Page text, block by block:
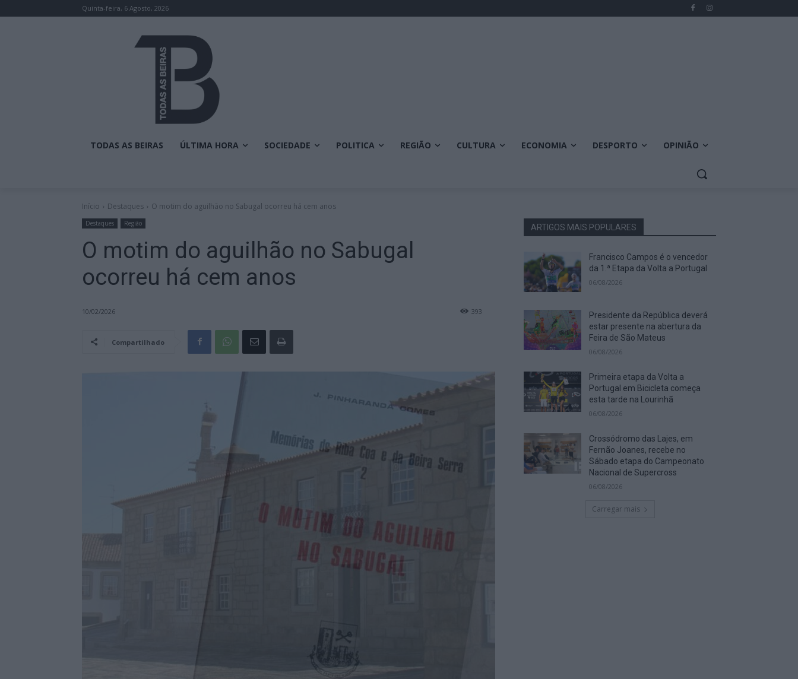
Quinta-feira, 6 Agosto, 2026
TODAS AS BEIRAS ÚLTIMA HORA SOCIEDADE POLITICA REGIÃO CULTURA ECONOMIA DESPORTO OPINIÃO
Início Destaques O motim do aguilhão no Sabugal ocorreu há cem anos
Destaques Região
O motim do aguilhão no Sabugal
ocorreu há cem anos
10/02/2026 393
Compartilhado
ARTIGOS MAIS POPULARES
Francisco Campos é o vencedor
da 1.ª Etapa da Volta a Portugal
06/08/2026
Presidente da República deverá
estar presente na abertura da
Feira de São Mateus
06/08/2026
Primeira etapa da Volta a
Portugal em Bicicleta começa
esta tarde na Lourinhã
06/08/2026
Crossódromo das Lajes, em
Fernão Joanes, recebe no
Sábado etapa do Campeonato
Nacional de Supercross
06/08/2026
Carregar mais